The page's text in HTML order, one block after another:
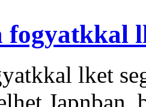
fogyatkkal
lket